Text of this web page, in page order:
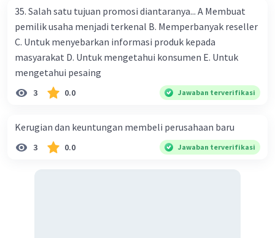
Total biaya yang dikeluarkan dapat dihitung
dengan cara:
Total biaya = Biaya tetap + (Biaya variabel x
Jumlah penjualan)
Total biaya = 500.000 + (1.500.000 x 200)
Total biaya = 500.000 + 300.000.000
Total biaya = 300.500.000
Keuntungan = Total pendapatan - Total biaya
Keuntungan = 2.000.000 - 300.500.000
Keuntungan = -298.500.000
35. Salah satu tujuan promosi diantaranya... A Membuat
pemilik usaha menjadi terkenal B. Memperbanyak reseller
C. Untuk menyebarkan informasi produk kepada
masyarakat D. Untuk mengetahui konsumen E. Untuk
mengetahui pesaing
3 0.0 Jawaban terverifikasi
Kerugian dan keuntungan membeli perusahaan baru
3 0.0 Jawaban terverifikasi